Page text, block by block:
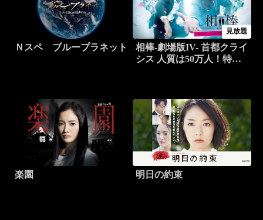
Ｎスペ ブループラネット
見放題
相棒-劇場版IV- 首都クライ
シス 人質は50万人！特命
楽園 明日の約束